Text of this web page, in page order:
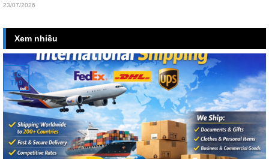
23/07/2026
Xem nhiều
16
Th9